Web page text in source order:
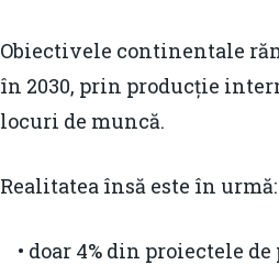
Obiectivele continentale
în 2030, prin producție
locuri de muncă.
Realitatea însă este în urmă:
• doar 4% din proiectele